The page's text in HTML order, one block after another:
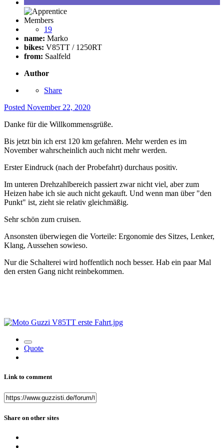
Members
19
name: Marko
bikes: V85TT / 1250RT
from: Saalfeld
Author
Share
Posted November 22, 2020
Danke für die Willkommensgrüße.
Bis jetzt bin ich erst 120 km gefahren. Mehr werden es im
November wahrscheinlich auch nicht mehr werden.
Erster Eindruck (nach der Probefahrt) durchaus positiv.
Im unteren Drehzahlbereich passiert zwar nicht viel, aber zum
Heizen habe ich sie auch nicht gekauft. Und wenn man über "den
Punkt" ist, zieht sie relativ gleichmäßig.
Sehr schön zum cruisen.
Ansonsten überwiegen die Vorteile: Ergonomie des Sitzes, Lenker,
Klang, Aussehen sowieso.
Nur die Schalterei wird hoffentlich noch besser. Hab ein paar Mal
den ersten Gang nicht reinbekommen.
Quote
Link to comment
Share on other sites